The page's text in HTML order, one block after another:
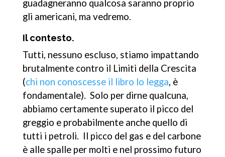
guadagneranno qualcosa saranno proprio
gli americani, ma vedremo.
Il contesto.
Tutti, nessuno escluso, stiamo impattando
brutalmente contro il Limiti della Crescita
(chi non conoscesse il libro lo legga, è
fondamentale). Solo per dirne qualcuna,
abbiamo certamente superato il picco del
greggio e probabilmente anche quello di
tutti i petroli. Il picco del gas e del carbone
è alle spalle per molti e nel prossimo futuro